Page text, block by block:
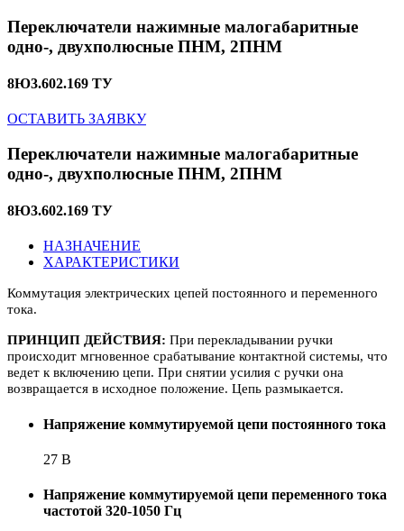
Переключатели нажимные малогабаритные
одно-, двухполюсные ПНМ, 2ПНМ
8Ю3.602.169 ТУ
ОСТАВИТЬ ЗАЯВКУ
Переключатели нажимные малогабаритные
одно-, двухполюсные ПНМ, 2ПНМ
8Ю3.602.169 ТУ
НАЗНАЧЕНИЕ
ХАРАКТЕРИСТИКИ
Коммутация электрических цепей постоянного и переменного
тока.
ПРИНЦИП ДЕЙСТВИЯ: При перекладывании ручки
происходит мгновенное срабатывание контактной системы, что
ведет к включению цепи. При снятии усилия с ручки она
возвращается в исходное положение. Цепь размыкается.
Напряжение коммутируемой цепи постоянного тока
27 В
Напряжение коммутируемой цепи переменного тока
частотой 320-1050 Гц